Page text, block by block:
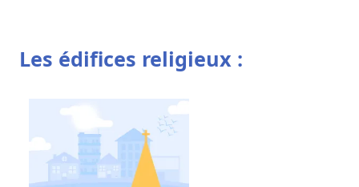
Les édifices religieux :